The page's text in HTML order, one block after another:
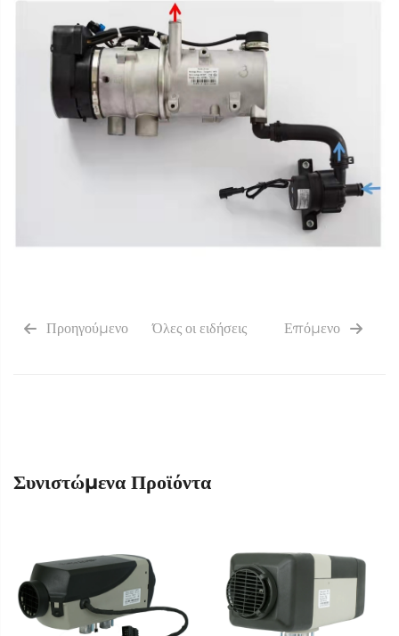
Προηγούμενο Όλες οι ειδήσεις Επόμενο
Συνιστώμενα Προϊόντα